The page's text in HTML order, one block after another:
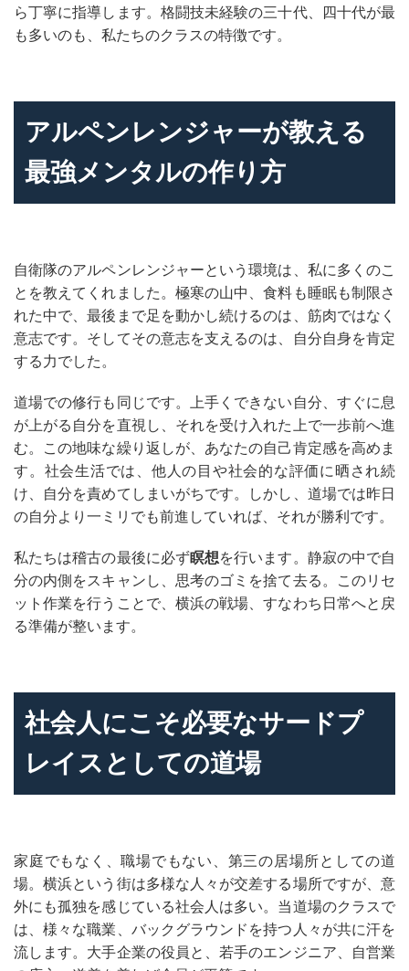
ら丁寧に指導します。格闘技未経験の三十代、四十代が最
も多いのも、私たちのクラスの特徴です。
アルペンレンジャーが教える
最強メンタルの作り方
自衛隊のアルペンレンジャーという環境は、私に多くのこ
とを教えてくれました。極寒の山中、食料も睡眠も制限さ
れた中で、最後まで足を動かし続けるのは、筋肉ではなく
意志です。そしてその意志を支えるのは、自分自身を肯定
する力でした。
道場での修行も同じです。上手くできない自分、すぐに息
が上がる自分を直視し、それを受け入れた上で一歩前へ進
む。この地味な繰り返しが、あなたの自己肯定感を高めま
す。社会生活では、他人の目や社会的な評価に晒され続
け、自分を責めてしまいがちです。しかし、道場では昨日
の自分より一ミリでも前進していれば、それが勝利です。
私たちは稽古の最後に必ず瞑想を行います。静寂の中で自
分の内側をスキャンし、思考のゴミを捨て去る。このリセ
ット作業を行うことで、横浜の戦場、すなわち日常へと戻
る準備が整います。
社会人にこそ必要なサードプ
レイスとしての道場
家庭でもなく、職場でもない、第三の居場所としての道
場。横浜という街は多様な人々が交差する場所ですが、意
外にも孤独を感じている社会人は多い。当道場のクラスで
は、様々な職業、バックグラウンドを持つ人々が共に汗を
流します。大手企業の役員と、若手のエンジニア、自営業